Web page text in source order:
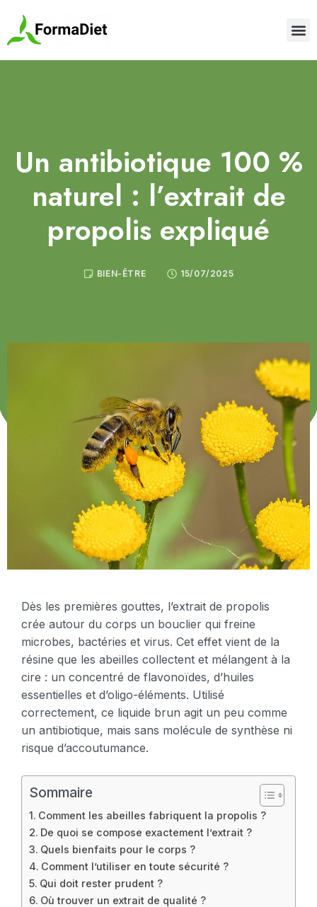
Un antibiotique 100 %
naturel : l’extrait de
propolis expliqué
BIEN-ÊTRE 15/07/2025
Dès les premières gouttes, l’extrait de propolis
crée autour du corps un bouclier qui freine
microbes, bactéries et virus. Cet effet vient de la
résine que les abeilles collectent et mélangent à la
cire : un concentré de flavonoïdes, d’huiles
essentielles et d’oligo-éléments. Utilisé
correctement, ce liquide brun agit un peu comme
un antibiotique, mais sans molécule de synthèse ni
risque d’accoutumance.
Sommaire
Comment les abeilles fabriquent la propolis ?
De quoi se compose exactement l’extrait ?
Quels bienfaits pour le corps ?
Comment l’utiliser en toute sécurité ?
Qui doit rester prudent ?
Où trouver un extrait de qualité ?